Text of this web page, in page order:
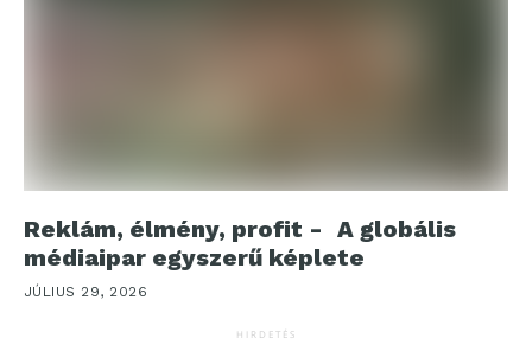
Reklám, élmény, profit - A globális
médiaipar egyszerű képlete
JÚLIUS 29, 2026
HIRDETÉS